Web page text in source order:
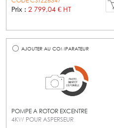
Prix : 2 799,04 € HT
AJOUTER AU COMPARATEUR
POMPE A ROTOR EXCENTRE
4KW POUR ASPERSEUR